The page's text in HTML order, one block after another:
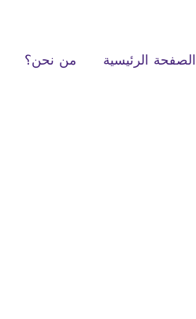
الصفحة الرئيسية من نحن؟